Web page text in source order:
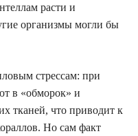
расти и
организмы могли бы
стрессам: при
в «обморок» и
тканей, что приводит к
Но сам факт